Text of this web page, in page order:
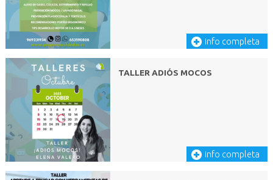
info completa
TALLER ADIÓS MOCOS
info completa